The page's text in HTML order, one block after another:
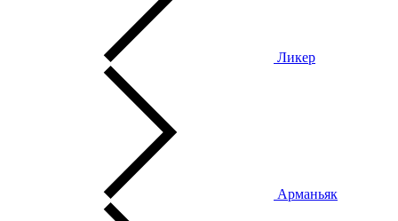
Ликер
Арманьяк